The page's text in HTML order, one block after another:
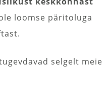
loomse päritoluga
selgelt meie